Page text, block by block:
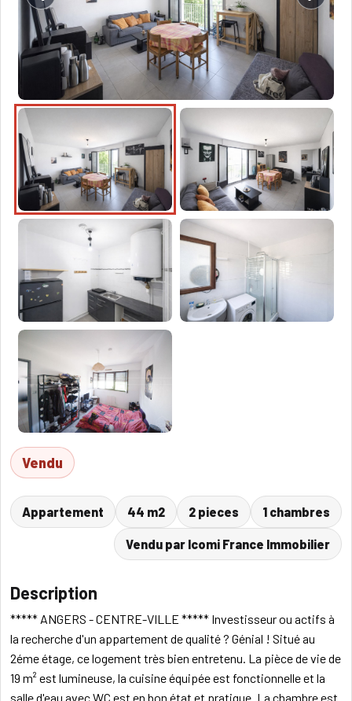
Vendu
Appartement 44 m2 2 pieces 1 chambres
Vendu par Icomi France Immobilier
Description
***** ANGERS - CENTRE-VILLE ***** Investisseur ou actifs à
la recherche d'un appartement de qualité ? Génial ! Situé au
2éme étage, ce logement très bien entretenu. La pièce de vie de
19 m² est lumineuse, la cuisine équipée est fonctionnelle et la
salle d'eau avec WC est en bon état et pratique. La chambre est